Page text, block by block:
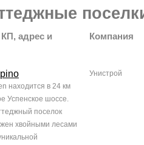
адрес и
Компания
находится в 24 км
Успенское шоссе.
поселок
хвойными лесами
Унистрой